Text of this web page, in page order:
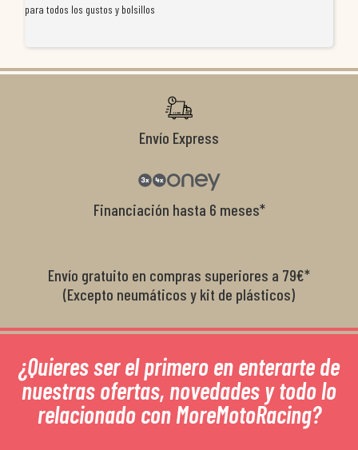
para todos los gustos y bolsillos
Envío Express
Financiación hasta 6 meses*
Envío gratuito en compras superiores a 79€*
(Excepto neumáticos y kit de plásticos)
¿Quieres ser el primero en enterarte de
nuestras ofertas, novedades y todo lo
relacionado con MoreMotoRacing?